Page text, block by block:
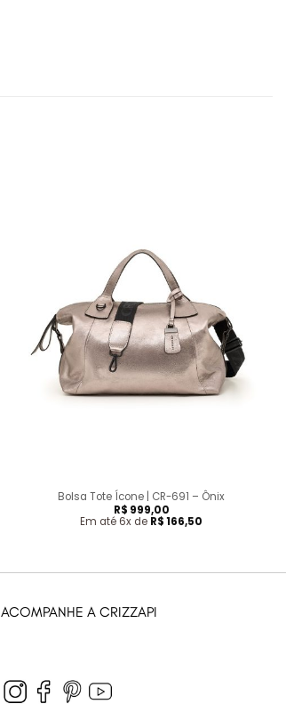
Bolsa Tote Ícone | CR-691 – Ônix
R$ 999,00
Em até 6x de R$166,50
ACOMPANHE A CRIZZAPI